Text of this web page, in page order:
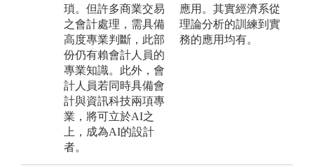
瑣。但許多商業交易
之會計處理，需具備
高度專業判斷，此部
份仍有賴會計人員的
專業知識。此外，會
計人員若同時具備會
計與資訊科技兩項專
業，將可立於AI之
上，成為AI的設計
者。
應用。其實經濟系從
理論分析的訓練到實
務的應用均有。